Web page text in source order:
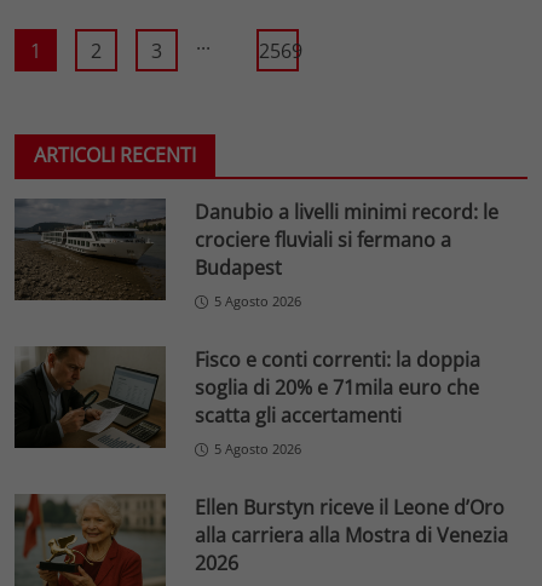
1 2 3 ... 2569
ARTICOLI RECENTI
Danubio a livelli minimi record: le
crociere fluviali si fermano a
Budapest
5 Agosto 2026
Fisco e conti correnti: la doppia
soglia di 20% e 71mila euro che
scatta gli accertamenti
5 Agosto 2026
Ellen Burstyn riceve il Leone d’Oro
alla carriera alla Mostra di Venezia
2026